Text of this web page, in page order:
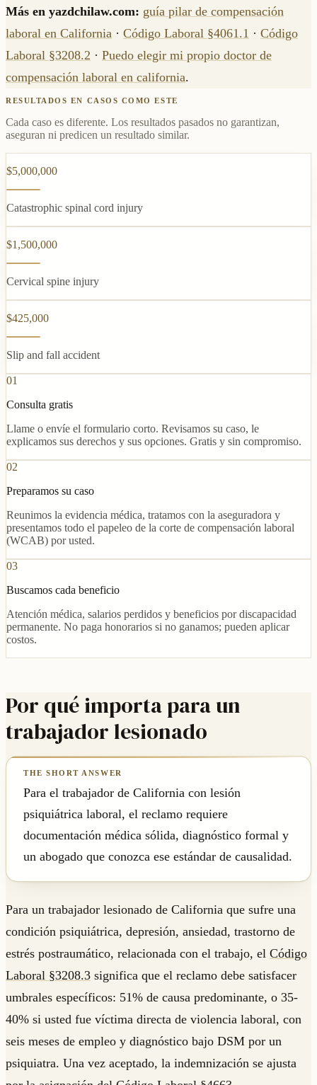
Más en yazdchilaw.com: guía pilar de compensación
laboral en California · Código Laboral §4061.1 · Código
Laboral §3208.2 · Puedo elegir mi propio doctor de
compensación laboral en california.
RESULTADOS EN CASOS COMO ESTE
Cada caso es diferente. Los resultados pasados no garantizan,
aseguran ni predicen un resultado similar.
$5,000,000
Catastrophic spinal cord injury
$1,500,000
Cervical spine injury
$425,000
Slip and fall accident
01
Consulta gratis
Llame o envíe el formulario corto. Revisamos su caso, le
explicamos sus derechos y sus opciones. Gratis y sin compromiso.
02
Preparamos su caso
Reunimos la evidencia médica, tratamos con la aseguradora y
presentamos todo el papeleo de la corte de compensación laboral
(WCAB) por usted.
03
Buscamos cada beneficio
Atención médica, salarios perdidos y beneficios por discapacidad
permanente. No paga honorarios si no ganamos; pueden aplicar
costos.
Por qué importa para un
trabajador lesionado
Para el trabajador de California con lesión
psiquiátrica laboral, el reclamo requiere
documentación médica sólida, diagnóstico formal y
un abogado que conozca ese estándar de causalidad.
Para un trabajador lesionado de California que sufre una
condición psiquiátrica, depresión, ansiedad, trastorno de
estrés postraumático, relacionada con el trabajo, el Código
Laboral §3208.3 significa que el reclamo debe satisfacer
umbrales específicos: 51% de causa predominante, o 35-
40% si usted fue víctima directa de violencia laboral, con
seis meses de empleo y diagnóstico bajo DSM por un
psiquiatra. Una vez aceptado, la indemnización se ajusta